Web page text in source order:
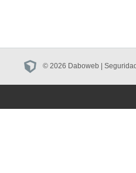
© 2026 Daboweb |